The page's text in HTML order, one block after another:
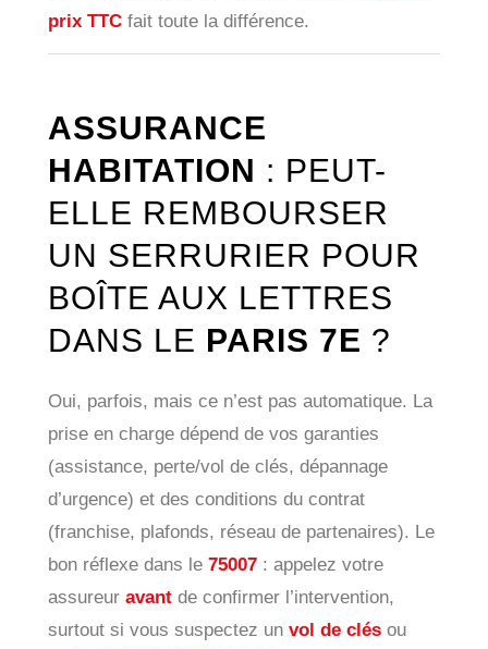
prix TTCfait toute la différence.
ASSURANCE
HABITATION : PEUT-
ELLE REMBOURSER
UN SERRURIER POUR
BOÎTE AUX LETTRES
DANS LE PARIS 7E ?
Oui, parfois, mais ce n’est pas automatique. La
prise en charge dépend de vos garanties
(assistance, perte/vol de clés, dépannage
d’urgence) et des conditions du contrat
(franchise, plafonds, réseau de partenaires). Le
bon réflexe dans le 75007: appelez votre
assureur avantde confirmer l’intervention,
surtout si vous suspectez un vol de clésou